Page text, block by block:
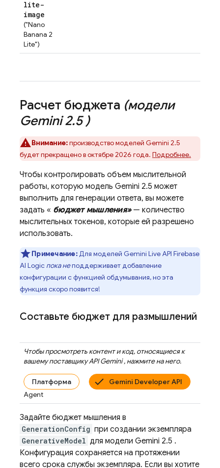
lite-
image
("Nano
Banana 2
Lite")
Расчет бюджета (модели
Gemini 2.5)
Внимание:производство моделейGemini 2.5
будет прекращено в октябре 2026 года. Подробнее.
Чтобы контролировать объем мыслительной
работы, которую модель Gemini 2.5 может
выполнить для генерации ответа, вы можете
задать « бюджет мышления»— количество
мыслительных токенов, которые ей разрешено
использовать.
Примечание:Для моделей Gemini Live API Firebase
AI Logic пока неподдерживает добавление
конфигурации с функцией обдумывания, но эта
функция скоро появится!
Составьте бюджет для размышлений
Чтобы просмотреть контент и код, относящиеся к
вашему поставщикуAPI Gemini, нажмите на него.
Платформа
Gemini Developer API
Agent
Задайте бюджет мышления в
GenerationConfig при создании экземпляра
GenerativeModel для модели Gemini 2.5 .
Конфигурация сохраняется на протяжении
всего срока службы экземпляра. Если вы хотите